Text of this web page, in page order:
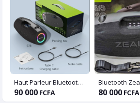
Haut Parleur Bluetooth ZEALOT S78
90 000 FCFA 80 000 FCFA